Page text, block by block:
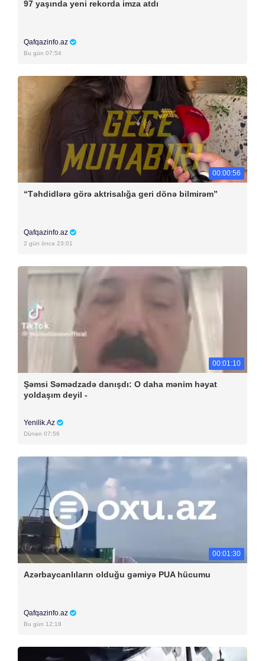
97 yaşında yeni rekorda imza atdı
Qafqazinfo.az
Bu gün 07:54
00:00:56
“Təhdidlərə görə aktrisalığa geri dönə bilmirəm”
Qafqazinfo.az
2 gün öncə 23:01
00:01:10
Şəmsi Səmədzadə danışdı: O daha mənim həyat
yoldaşım deyil -
Yenilik.Az
Dünən 07:56
00:01:30
Azərbaycanlıların olduğu gəmiyə PUA hücumu
Qafqazinfo.az
Bu gün 12:18